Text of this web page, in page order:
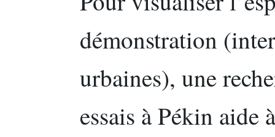
démonstration
urbaines), une
essais à Pékin aide